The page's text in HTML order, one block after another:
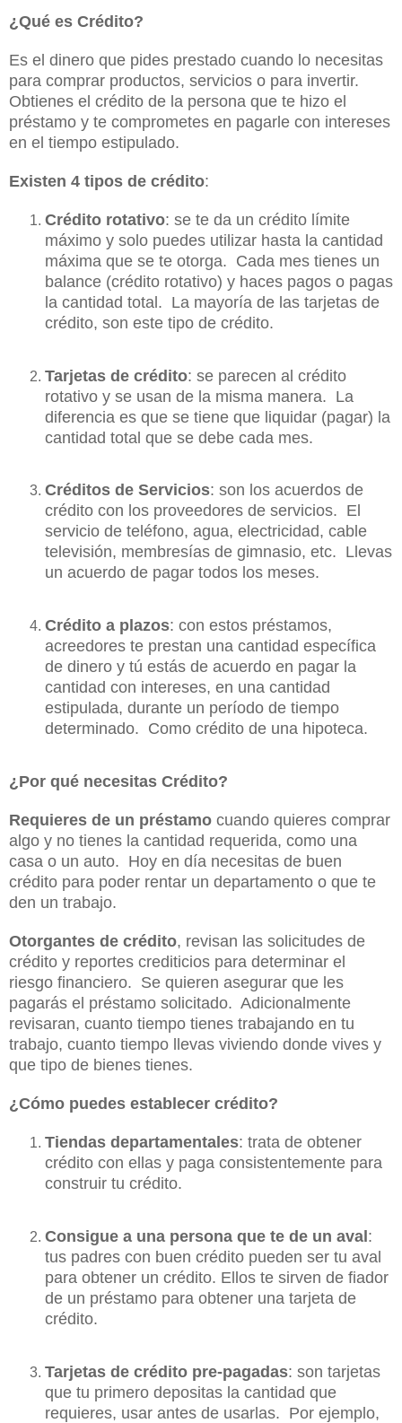
¿Qué es Crédito?
Es el dinero que pides prestado cuando lo necesitas
para comprar productos, servicios o para invertir.
Obtienes el crédito de la persona que te hizo el
préstamo y te comprometes en pagarle con intereses
en el tiempo estipulado.
Existen 4 tipos de crédito:
Crédito rotativo: se te da un crédito límite
máximo y solo puedes utilizar hasta la cantidad
máxima que se te otorga. Cada mes tienes un
balance (crédito rotativo) y haces pagos o pagas
la cantidad total. La mayoría de las tarjetas de
crédito, son este tipo de crédito.
Tarjetas de crédito: se parecen al crédito
rotativo y se usan de la misma manera. La
diferencia es que se tiene que liquidar (pagar) la
cantidad total que se debe cada mes.
Créditos de Servicios: son los acuerdos de
crédito con los proveedores de servicios. El
servicio de teléfono, agua, electricidad, cable
televisión, membresías de gimnasio, etc. Llevas
un acuerdo de pagar todos los meses.
Crédito a plazos: con estos préstamos,
acreedores te prestan una cantidad específica
de dinero y tú estás de acuerdo en pagar la
cantidad con intereses, en una cantidad
estipulada, durante un período de tiempo
determinado. Como crédito de una hipoteca.
¿Por qué necesitas Crédito?
Requieres de un préstamo cuando quieres comprar
algo y no tienes la cantidad requerida, como una
casa o un auto. Hoy en día necesitas de buen
crédito para poder rentar un departamento o que te
den un trabajo.
Otorgantes de crédito, revisan las solicitudes de
crédito y reportes crediticios para determinar el
riesgo financiero. Se quieren asegurar que les
pagarás el préstamo solicitado. Adicionalmente
revisaran, cuanto tiempo tienes trabajando en tu
trabajo, cuanto tiempo llevas viviendo donde vives y
que tipo de bienes tienes.
¿Cómo puedes establecer crédito?
Tiendas departamentales: trata de obtener
crédito con ellas y paga consistentemente para
construir tu crédito.
Consigue a una persona que te de un aval:
tus padres con buen crédito pueden ser tu aval
para obtener un crédito. Ellos te sirven de fiador
de un préstamo para obtener una tarjeta de
crédito.
Tarjetas de crédito pre-pagadas: son tarjetas
que tu primero depositas la cantidad que
requieres, usar antes de usarlas. Por ejemplo,